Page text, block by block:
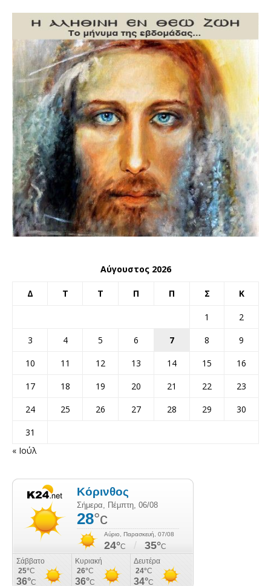
Αύγουστος 2026
Δ Τ Τ Π Π Σ Κ
1
2
3
4 5 6 7 8
9
10
11 12 13 14 15
16
17
18 19 20 21 22
23
24
25 26 27 28 29
30
31
« Ιούλ